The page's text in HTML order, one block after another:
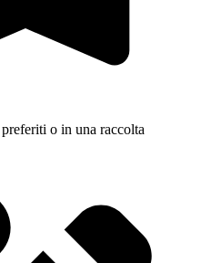
o in una raccolta